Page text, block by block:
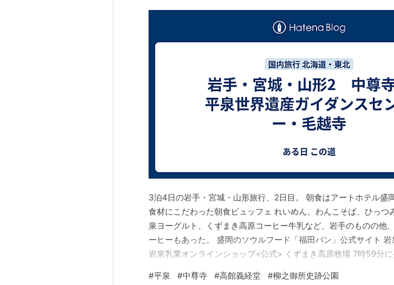
3泊4日の岩手・宮城・山形旅行、2日目。 朝食はアートホテル盛
食材にこだわった朝食ビュッフェ れいめん、わんこそば、ひっつ
泉ヨーグルト、くずまき高原コーヒー牛乳など、岩手のものの他
ーヒーもあった。 盛岡のソウルフード「福田パン」公式サイト 岩
岩泉乳業オンラインショップ<公式> くずまき高原牧場 7時59分に
め、切符を購入。 世界遺産「平泉―仏国土（浄土）を表す建築・
#平泉 #中尊寺 #高館義経堂 #柳之御所史跡公園